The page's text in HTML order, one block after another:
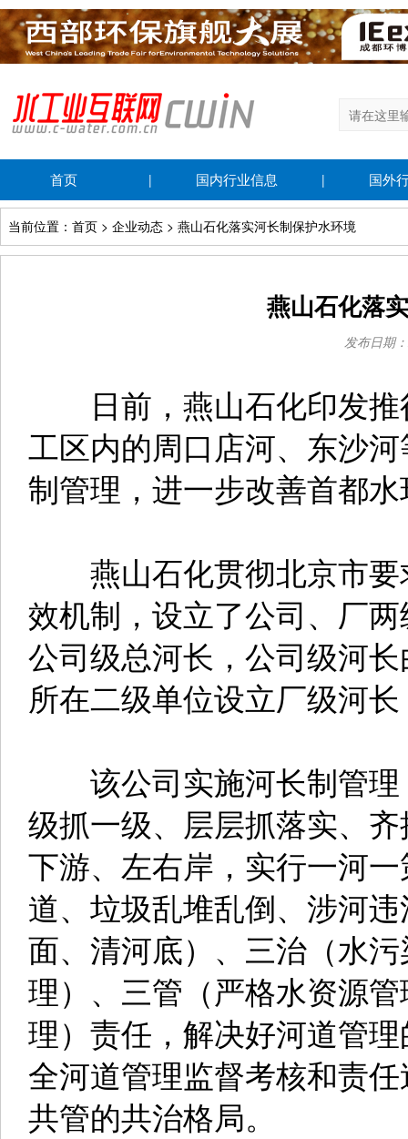
首页 | 国内行业信息 | 国外
当前位置：首页 > 企业动态 > 燕山石化落实河长制保护水环境
燕山石化落
发布日期
日前，燕山石化印发推
工区内的周口店河、东沙
制管理，进一步改善首都
燕山石化贯彻北京市要
效机制，设立了公司、厂
公司级总河长，公司级河
所在二级单位设立厂级河
该公司实施河长制管理
级抓一级、层层抓落实、
下游、左右岸，实行一河
道、垃圾乱堆乱倒、涉河
面、清河底）、三治（水
理）、三管（严格水资源
理）责任，解决好河道管
全河道管理监督考核和责
共管的共治格局。